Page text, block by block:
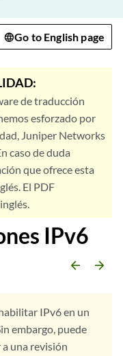
Go to English page
de traducción
esforzado por
Juniper Networks
caso de duda
que ofrece esta
El PDF
IPv6
arrow_backward arrow_forward
IPv6 en un
embargo, puede
una revisión